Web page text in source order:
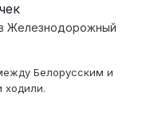
Железнодорожный
Белорусским и
ходили.